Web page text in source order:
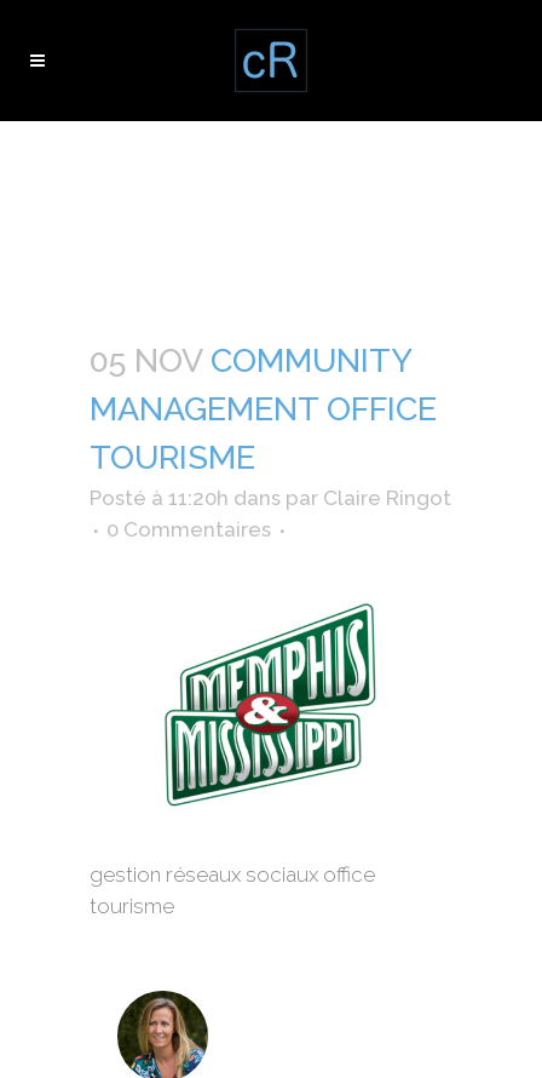
05 NOVCOMMUNITY
MANAGEMENT OFFICE
TOURISME
Posté à 11:20h dans par Claire Ringot
0 Commentaires
gestion réseaux sociaux office
tourisme